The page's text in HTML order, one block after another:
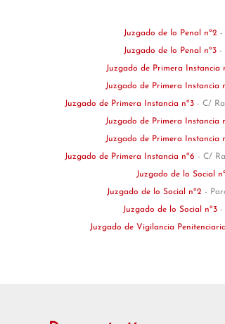
Juzgado de lo Penal nº2 -
Juzgado de lo Penal nº3 -
Juzgado de Primera Instancia
Juzgado de Primera Instancia
Juzgado de Primera Instancia nº3 - C/
Juzgado de Primera Instancia
Juzgado de Primera Instancia
Juzgado de Primera Instancia nº6 - C/
Juzgado de lo Social
Juzgado de lo Social nº2 -
Juzgado de lo Social nº3 -
Juzgado de Vigilancia